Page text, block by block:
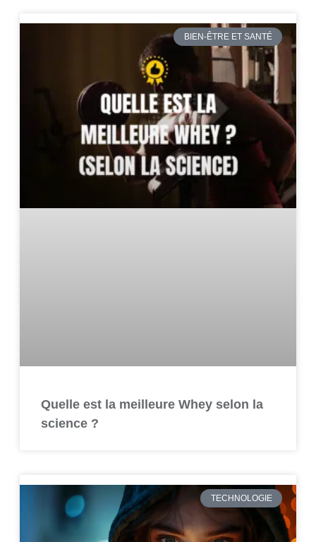
BIEN-ÊTRE ET SANTÉ
Quelle est la meilleure Whey selon la
science ?
TECHNOLOGIE